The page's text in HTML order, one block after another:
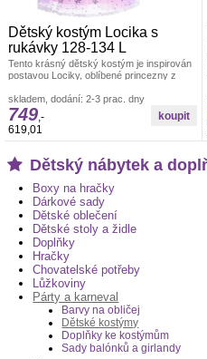
Dětský kostým Locika s
rukávky 128-134 L
Tento krásný dětský kostým je inspirován
postavou Lociky, oblíbené princezny z
skladem, dodání: 2-3 prac. dny
749,-
619,01
Dětský nábytek a
Boxy na hračky
Dárkové sady
Dětské oblečení
Dětské stoly a židle
Doplňky
Hračky
Chovatelské potřeby
Lůžkoviny
Párty a karneval
Barvy na obličej
Dětské kostýmy
Doplňky ke kostýmům
Sady balónků a girlandy